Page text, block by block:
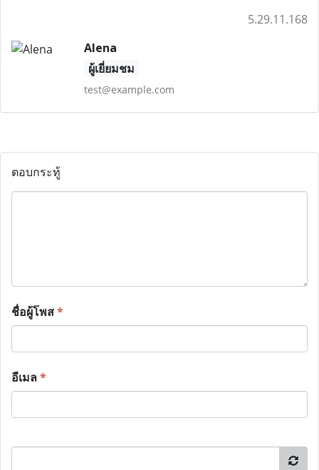
5.29.11.168
Alena
ผู้เยี่ยมชม
test@example.com
ตอบกระทู้
ชื่อผู้โพส*
อีเมล*